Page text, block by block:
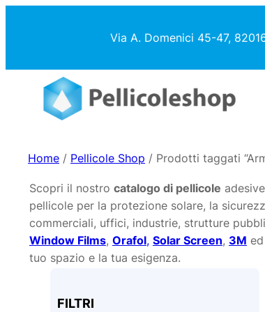
Via A. Domenici 45-47,
Home / Pellicole Shop / Prodotti taggati
Scopri il nostro catalogo di pellicole
pellicole per la protezione solare, la
commerciali, uffici, industrie, strutture
Window Films, Orafol, Solar Screen, 3M
tuo spazio e la tua esigenza.
FILTRI